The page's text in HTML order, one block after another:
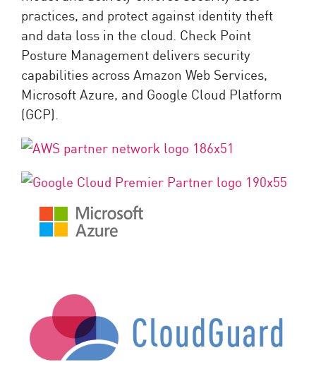
practices, and protect against identity theft
and data loss in the cloud. Check Point
Posture Management delivers security
capabilities across Amazon Web Services,
Microsoft Azure, and Google Cloud Platform
(GCP).